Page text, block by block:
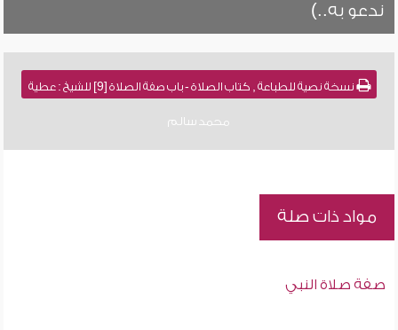
ندعو به..)
نسخة نصية للطباعة , كتاب الصلاة - باب صفة الصلاة [9] للشيخ : عطية
محمد سالم
مواد ذات صلة
صفة صلاة النبي